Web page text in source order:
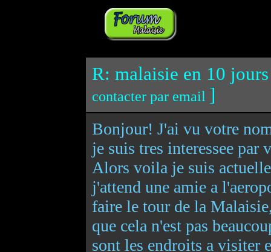
R: malaisie en 10
contacter par email ]
Bonjour! J'ai vu votre
je suis tres interessee par
Alors voila je suis
j'attend une amie a
faire le tour de la
que cela n'est pas
sont les endroits a visiter